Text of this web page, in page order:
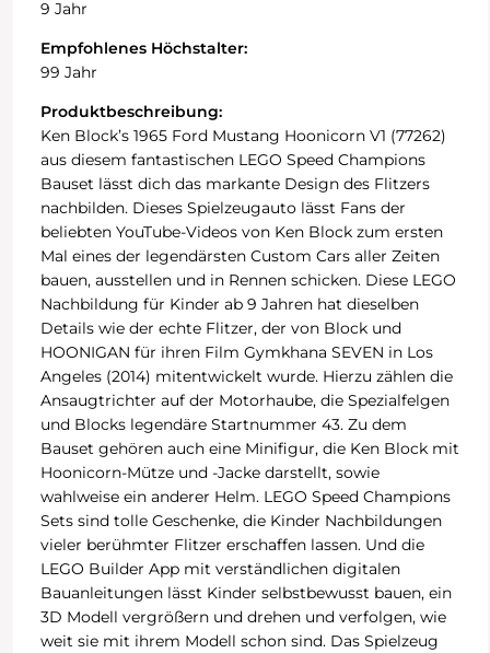
9 Jahr
Empfohlenes Höchstalter:
99 Jahr
Produktbeschreibung:
Ken Block’s 1965 Ford Mustang Hoonicorn V1 (77262)
aus diesem fantastischen LEGO Speed Champions
Bauset lässt dich das markante Design des Flitzers
nachbilden. Dieses Spielzeugauto lässt Fans der
beliebten YouTube-Videos von Ken Block zum ersten
Mal eines der legendärsten Custom Cars aller Zeiten
bauen, ausstellen und in Rennen schicken. Diese LEGO
Nachbildung für Kinder ab 9 Jahren hat dieselben
Details wie der echte Flitzer, der von Block und
HOONIGAN für ihren Film Gymkhana SEVEN in Los
Angeles (2014) mitentwickelt wurde. Hierzu zählen die
Ansaugtrichter auf der Motorhaube, die Spezialfelgen
und Blocks legendäre Startnummer 43. Zu dem
Bauset gehören auch eine Minifigur, die Ken Block mit
Hoonicorn-Mütze und -Jacke darstellt, sowie
wahlweise ein anderer Helm. LEGO Speed Champions
Sets sind tolle Geschenke, die Kinder Nachbildungen
vieler berühmter Flitzer erschaffen lassen. Und die
LEGO Builder App mit verständlichen digitalen
Bauanleitungen lässt Kinder selbstbewusst bauen, ein
3D Modell vergrößern und drehen und verfolgen, wie
weit sie mit ihrem Modell schon sind. Das Spielzeug